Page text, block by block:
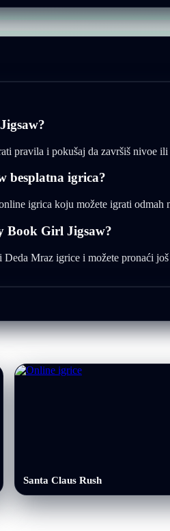
pravila i pokušaj da završiš nivoe ili
besplatna igrica?
igrica koju možete igrati odmah
Book Girl Jigsaw?
Mraz igrice i možete pronaći
Santa Claus Rush